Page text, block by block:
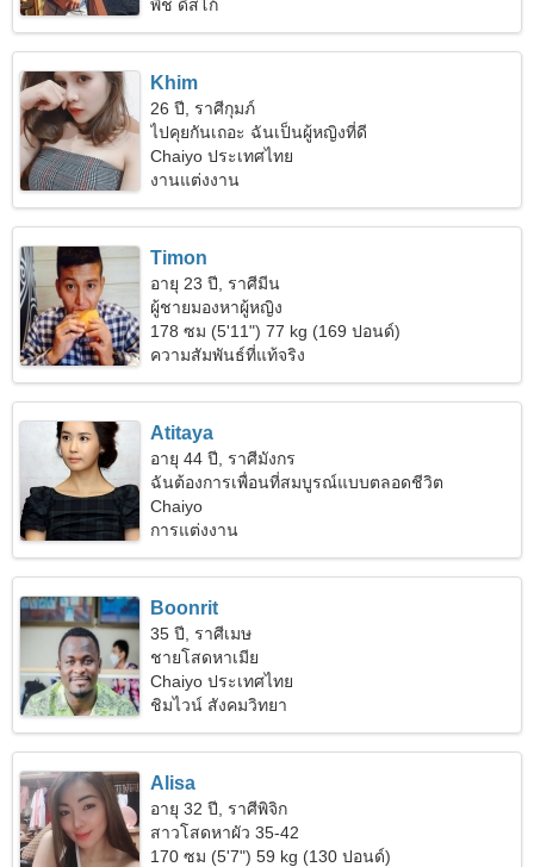
พืช ดิสโก้
Khim
26 ปี, ราศีกุมภ์
ไปคุยกันเถอะ ฉันเป็นผู้หญิงที่ดี
Chaiyo ประเทศไทย
งานแต่งงาน
Timon
อายุ 23 ปี, ราศีมีน
ผู้ชายมองหาผู้หญิง
178 ซม (5'11") 77 kg (169 ปอนด์)
ความสัมพันธ์ที่แท้จริง
Atitaya
อายุ 44 ปี, ราศีมังกร
ฉันต้องการเพื่อนที่สมบูรณ์แบบตลอดชีวิต
Chaiyo
การแต่งงาน
Boonrit
35 ปี, ราศีเมษ
ชายโสดหาเมีย
Chaiyo ประเทศไทย
ชิมไวน์ สังคมวิทยา
Alisa
อายุ 32 ปี, ราศีพิจิก
สาวโสดหาผัว 35-42
170 ซม (5'7") 59 kg (130 ปอนด์)